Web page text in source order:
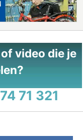
video die je
71 321